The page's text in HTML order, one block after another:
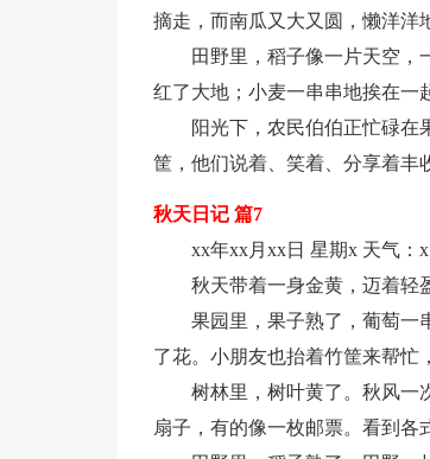
摘走，而南瓜又大又圆，懒洋洋
田野里，稻子像一片天空，
红了大地；小麦一串串地挨在一
阳光下，农民伯伯正忙碌在
筐，他们说着、笑着、分享着丰
秋天日记 篇7
xx年xx月xx日 星期x 天气：x
秋天带着一身金黄，迈着轻
果园里，果子熟了，葡萄一
了花。小朋友也抬着竹筐来帮忙
树林里，树叶黄了。秋风一
扇子，有的像一枚邮票。看到各